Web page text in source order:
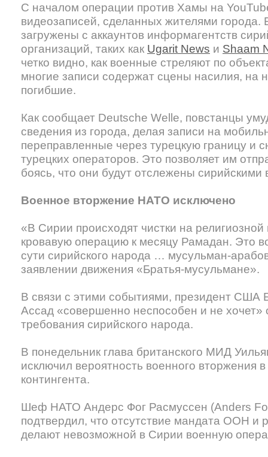
С началом операции против Хамы на
видеозаписей, сделанных жителями города.
загружены с аккаунтов информагентств
организаций, таких как Ugarit News и Shaam
четко видно, как военные стреляют по
многие записи содержат сцены насилия, на
погибшие.
Как сообщает Deutsche Welle, повстанцы
сведения из города, делая записи на
переправленные через турецкую границу и
турецких операторов. Это позволяет им
боясь, что они будут отслежены сирийскими
Военное вторжение НАТО исключено
«В Сирии происходят чистки на
кровавую операцию к месяцу Рамадан. Это
сути сирийского народа … мусульман-
заявлении движения «Братья-мусульмане».
В связи с этими событиями, президент США
Ассад «совершенно неспособен и не хочет»
требования сирийского народа.
В понедельник глава британского МИД
исключил вероятность военного вторжения
контингента.
Шеф НАТО Андерс Фог Расмуссен (Anders
подтвердил, что отсутствие мандата ООН и
делают невозможной в Сирии военную